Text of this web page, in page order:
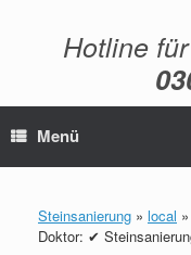
Hotline
Menü
Steinsanierung » local »
Doktor: ✔